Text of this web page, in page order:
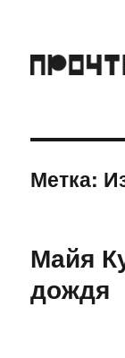
Метка:
Майя
дождя